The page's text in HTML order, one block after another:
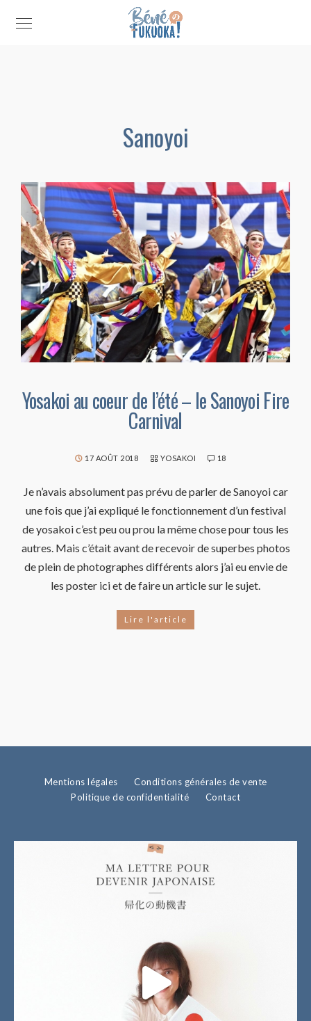
Sanoyoi
Yosakoi au coeur de l’été – le Sanoyoi Fire
Carnival
17 AOÛT 2018 YOSAKOI 18
Je n’avais absolument pas prévu de parler de Sanoyoi car
une fois que j’ai expliqué le fonctionnement d’un festival
de yosakoi c’est peu ou prou la même chose pour tous les
autres. Mais c’était avant de recevoir de superbes photos
de plein de photographes différents alors j’ai eu envie de
les poster ici et de faire un article sur le sujet.
Lire l'article
Mentions légales
Conditions générales de vente
Politique de confidentialité
Contact